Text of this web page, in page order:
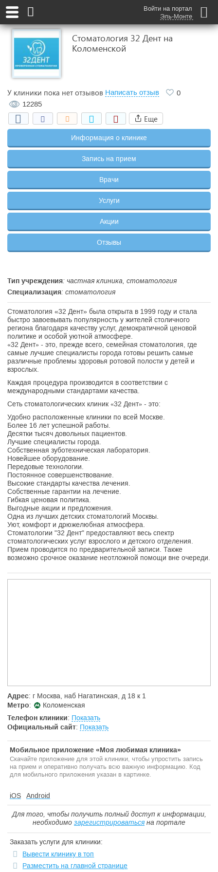
Войти на портал
Эль-Монте
Стоматология 32 Дент на
Коломенской
У клиники пока нет отзывов Написать отзыв
0
12285
Еще
Информация о клинике
Запись на прием
Врачи
Услуги
Акции
Отзывы
Тип учреждения: частная клиника, стоматология
Специализация: стоматология
Стоматология «32 Дент» была открыта в 1999 году и стала
быстро завоевывать популярность у жителей столичного
региона благодаря качеству услуг, демократичной ценовой
политике и особой уютной атмосфере.
«32 Дент» - это, прежде всего, семейная стоматология, где
самые лучшие специалисты города готовы решить самые
различные проблемы здоровья ротовой полости у детей и
взрослых.
Каждая процедура производится в соответствии с
международными стандартами качества.
Сеть стоматологических клиник «32 Дент» - это:
Удобно расположенные клиники по всей Москве.
Более 16 лет успешной работы.
Десятки тысяч довольных пациентов.
Лучшие специалисты города.
Собственная зуботехническая лаборатория.
Новейшее оборудование.
Передовые технологии.
Постоянное совершенствование.
Высокие стандарты качества лечения.
Собственные гарантии на лечение.
Гибкая ценовая политика.
Выгодные акции и предложения.
Одна из лучших детских стоматологий Москвы.
Уют, комфорт и дрюжелюбная атмосфера.
Стоматологии "32 Дент" предоставляют весь спектр
стоматологических услуг взрослого и детского отделения.
Прием проводится по предварительной записи. Также
возможно срочное оказание неотложной помощи вне очереди.
Адрес: г Москва, наб Нагатинская, д 18 к 1
Метро:
Коломенская
Телефон клиники: Показать
Официальный сайт: Показать
Мобильное приложение «Моя любимая клиника»
Скачайте приложение для этой клиники, чтобы упростить запись
на прием и оперативно получать всю важную информацию. Код
для мобильного приложения указан в картинке.
iOS Android
Для того, чтобы получить полный доступ к информации,
необходимо зарегистрироватьсяна портале
Заказать услуги для клиники:
Вывести клинику в топ
Разместить на главной странице